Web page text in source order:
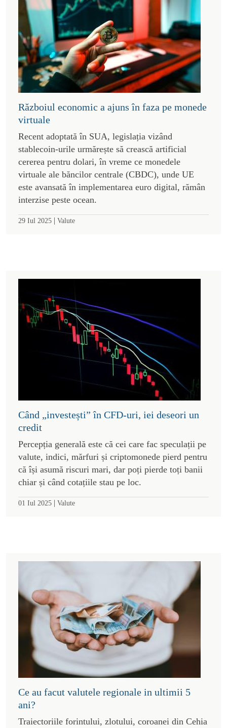
Războiul economic a ajuns în faza pe monede
virtuale
Recent adoptată în SUA, legislația vizând
stablecoin-urile urmărește să crească artificial
cererea pentru dolari, în vreme ce monedele
virtuale ale băncilor centrale (CBDC), unde UE
este avansată în implementarea euro digital, rămân
interzise peste ocean.
29 Iul 2025 | Valute
Când „investești” în CFD-uri, iei deseori un
credit
Percepția generală este că cei care fac speculații pe
valute, indici, mărfuri și criptomonede pierd pentru
că își asumă riscuri mari, dar poți pierde toți banii
chiar și când cotațiile stau pe loc.
01 Iul 2025 | Valute
Ce au facut valutele regionale in ultimii 5
ani?
Traiectoriile forintului, zlotului, coroanei din Cehia